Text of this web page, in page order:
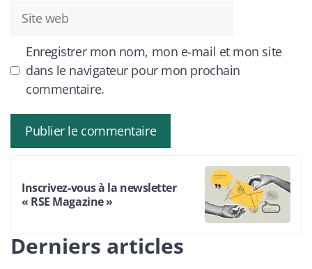
Site
web
Enregistrer mon nom, mon e-mail et mon site
dans le navigateur pour mon prochain
commentaire.
Inscrivez-vous à la newsletter
« RSE Magazine »
Derniers articles